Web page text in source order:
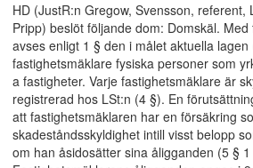
HD (JustR:n Gregow, Svensson, referent,
Pripp) beslöt följande dom: Domskäl.
avses enligt 1 § den i målet aktuella lagen
fastighetsmäklare fysiska personer som
a fastigheter. Varje fastighetsmäklare är
registrerad hos LSt:n (4 §). En
att fastighetsmäklaren har en försäkring
skadeståndsskyldighet intill visst belopp
om han åsidosätter sina åligganden (5 §